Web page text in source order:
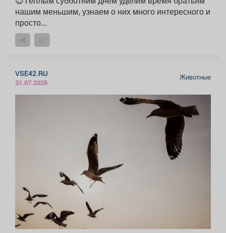
нашим меньшим, узнаем о них много интересного и
просто...
VSE42.RU
31.07.2026
Животные